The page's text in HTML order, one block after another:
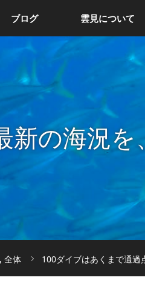
ブログ 雲見について
新の海況を
, 全体 100ダイブはあくまで通過